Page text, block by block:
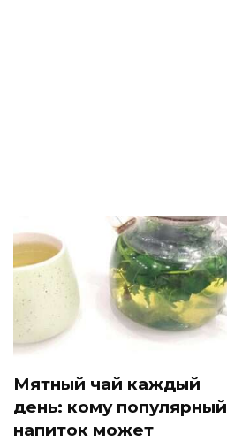
Мятный чай каждый
день: кому популярный
напиток может